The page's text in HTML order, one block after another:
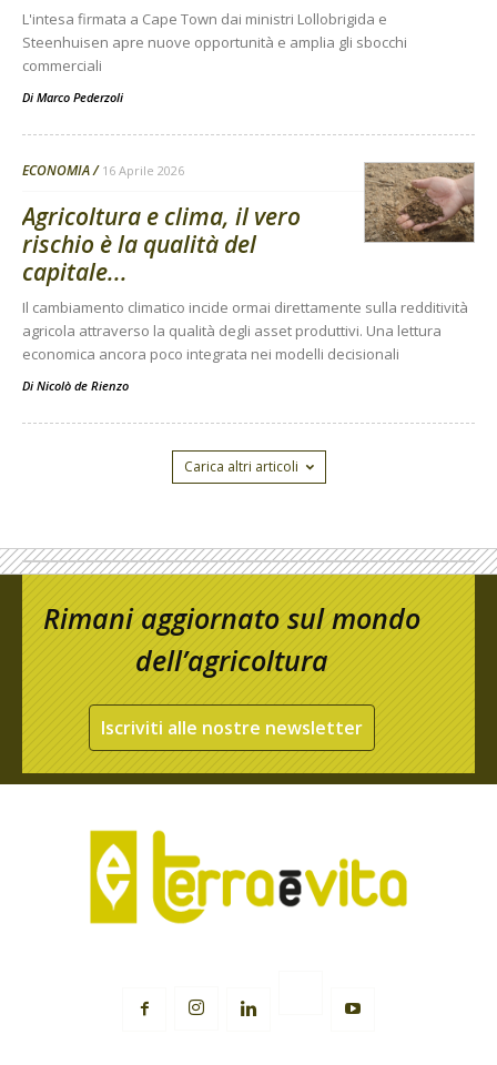
L'intesa firmata a Cape Town dai ministri Lollobrigida e
Steenhuisen apre nuove opportunità e amplia gli sbocchi
commerciali
Di Marco Pederzoli
ECONOMIA 16 Aprile 2026
Agricoltura e clima, il vero
rischio è la qualità del
capitale...
Il cambiamento climatico incide ormai direttamente sulla redditività
agricola attraverso la qualità degli asset produttivi. Una lettura
economica ancora poco integrata nei modelli decisionali
Di Nicolò de Rienzo
Carica altri articoli
Rimani aggiornato sul mondo
dell’agricoltura
Iscriviti alle nostre newsletter